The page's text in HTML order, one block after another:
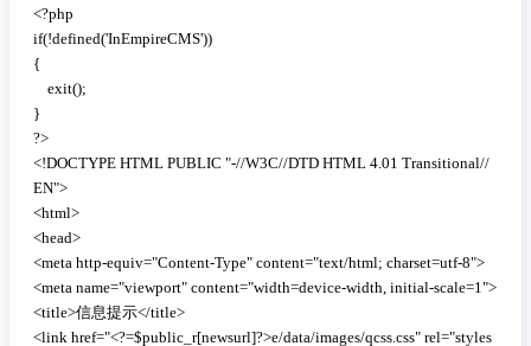
<?php
if(!defined('InEmpireCMS'))
{
}
?>
<!DOCTYPE HTML PUBLIC "-//W3C//DTD HTML 4.01 Transitional//
EN">
<html>
<head>
<meta http-equiv="Content-Type" content="text/html; charset=utf-8">
<meta name="viewport" content="width=device-width, initial-scale=1">
<title>信息提示</title>
<link href="<?=$public_r[newsurl]?>e/data/images/qcss.css" rel="styles